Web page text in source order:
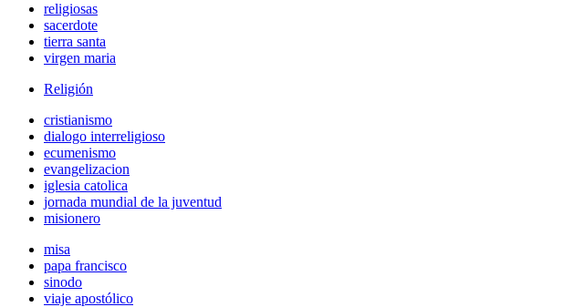
religiosas
sacerdote
tierra santa
virgen maria
Religión
cristianismo
dialogo interreligioso
ecumenismo
evangelizacion
iglesia catolica
jornada mundial de la juventud
misionero
misa
papa francisco
sinodo
viaje apostólico